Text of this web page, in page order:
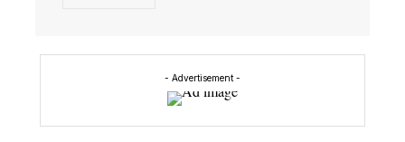
- Advertisement -